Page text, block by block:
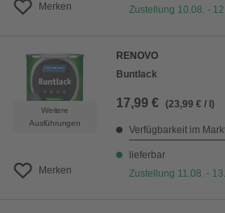
Merken
Zustellung 10.08. -
Weitere
Ausführungen
Merken
RENOVO
Buntlack
17,99 € (23,99 € / l)
Verfügbarkeit im
lieferbar
Zustellung 11.08. -